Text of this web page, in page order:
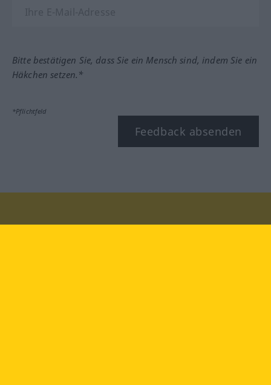
Bitte bestätigen Sie, dass Sie ein Mensch sind, indem Sie ein
Häkchen setzen.*
*Pflichtfeld
Feedback absenden
Besuchen Sie uns auf: